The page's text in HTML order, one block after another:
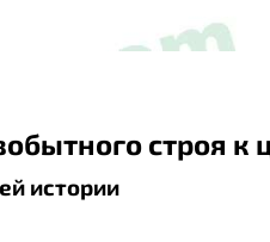
строя к
истории